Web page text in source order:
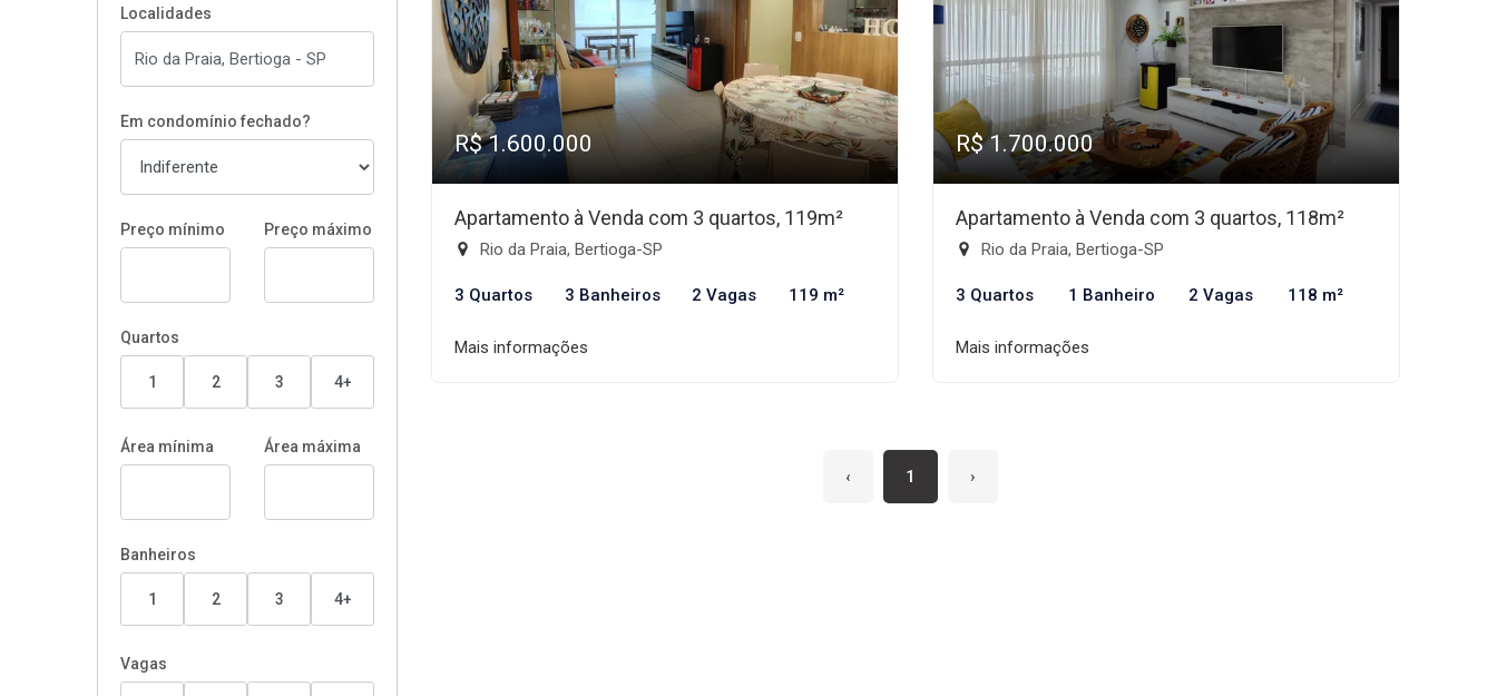
Localidades
Em condomínio fechado?
Preço mínimo Preço máximo
Quartos
1 2 3 4+
Área mínima Área máxima
Banheiros
1 2 3 4+
Vagas
R$ 1.600.000
Apartamento à Venda com 3 quartos, 119m²
Rio da Praia, Bertioga-SP
3 Quartos 3 Banheiros 2 Vagas 119 m²
Mais informações
R$ 1.700.000
Apartamento à Venda com 3 quartos, 118m²
Rio da Praia, Bertioga-SP
3 Quartos 1 Banheiro 2 Vagas 118 m²
Mais informações
‹ 1 ›